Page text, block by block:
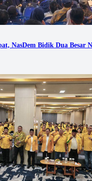
NasDem Bidik Dua Besar